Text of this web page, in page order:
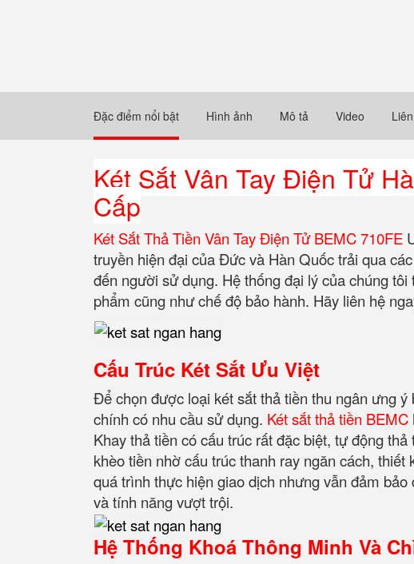
Đặc điểm nổi bật Hình ảnh Mô tả Video
Két Sắt Vân Tay Điện Tử
Cấp
Két Sắt Thả Tiền Vân Tay Điện Tử BEMC 710FE
truyền hiện đại của Đức và Hàn Quốc trải qua
đến người sử dụng. Hệ thống đại lý của chúng
phẩm cũng như chế độ bảo hành. Hãy liên hệ
Cấu Trúc Két Sắt Ưu Việt
Để chọn được loại két sắt thả tiền thu ngân ưng
chính có nhu cầu sử dụng. Két sắt thả tiền BEMC
Khay thả tiền có cấu trúc rất đặc biệt, tự động
khèo tiền nhờ cấu trúc thanh ray ngăn cách,
quá trình thực hiện giao dịch nhưng vẫn đảm
và tính năng vượt trội.
Hệ Thống Khoá Thông Minh Và